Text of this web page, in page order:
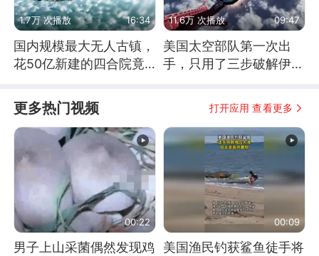
1.7万 次播放 16:34
国内规模最大无人古镇，
花50亿新建的四合院竟
11.6万 次播放 09:47
美国太空部队第一次出
手，只用了三步破解伊朗
更多热门视频 打开应用 查看更多
00:22
男子上山采菌偶然发现鸡
00:09
美国渔民钓获鲨鱼徒手将